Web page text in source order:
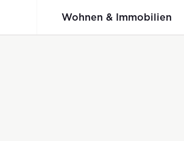
Wohnen & Immobilien